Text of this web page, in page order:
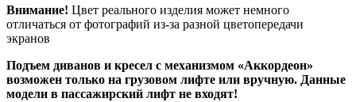
Внимание! Цвет реального изделия может немного
отличаться от фотографий из-за разной цветопередачи
экранов
Подъем диванов и кресел с механизмом «Аккордеон»
возможен только на грузовом лифте или вручную. Данные
модели в пассажирский лифт не входят!